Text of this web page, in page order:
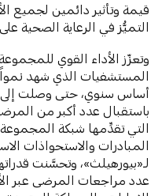
قيمة وتأثير دائمين لجميع
التميُّز في الرعاية الصحية
وتعزّز الأداء القوي
باستقبال عدد أكبر من
المبادرات والاستحواذات
لـ«بيورهيلث»، وتحسَّنت
عدد مراجعات المرضى عبر